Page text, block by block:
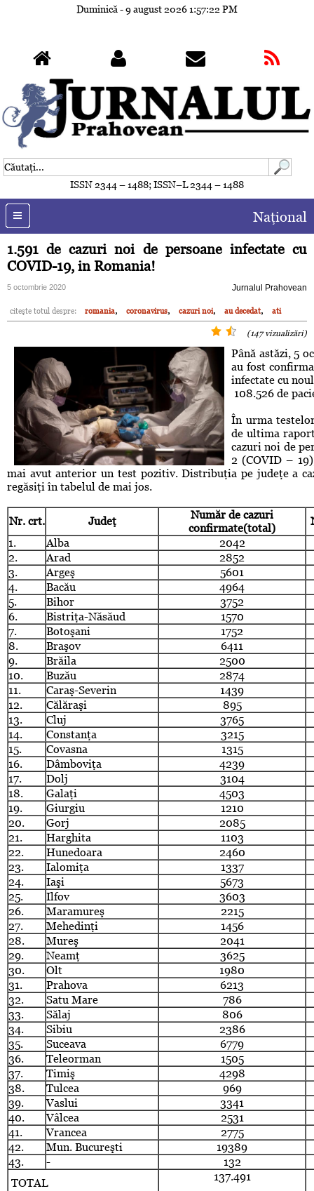
Duminică - 9 august 20261:57:24 PM
ISSN 2344 – 1488; ISSN–L 2344 – 1488
Naţional
1.591 de cazuri noi de persoane infectate cu
COVID-19, in Romania!
5 octombrie 2020 Jurnalul Prahovean
citeşte totul despre: romania, coronavirus, cazuri noi, au decedat, ati
(147 vizualizări)
Până astăzi, 5
au fost
infectate cu
108.526 de
În urma
de ultima
cazuri noi de
2 (COVID –
mai avut anterior un test pozitiv. Distribuţia pe judeţe a
regăsiţi în tabelul de mai jos.
Nr. crt. Judeţ
Număr de cazuri
confirmate(total)
1.
Alba
2042
2.
Arad
2852
3.
Argeş
5601
4.
Bacău
4964
5.
Bihor
3752
6.
Bistriţa-Năsăud
1570
7.
Botoşani
1752
8.
Braşov
6411
9.
Brăila
2500
10.
Buzău
2874
11.
Caraş-Severin
1439
12.
Călăraşi
895
13.
Cluj
3765
14.
Constanţa
3215
15.
Covasna
1315
16.
Dâmboviţa
4239
17.
Dolj
3104
18.
Galaţi
4503
19.
Giurgiu
1210
20.
Gorj
2085
21.
Harghita
1103
22.
Hunedoara
2460
23.
Ialomiţa
1337
24.
Iaşi
5673
25.
Ilfov
3603
26.
Maramureş
2215
27.
Mehedinţi
1456
28.
Mureş
2041
29.
Neamţ
3625
30.
Olt
1980
31.
Prahova
6213
32.
Satu Mare
786
33.
Sălaj
806
34.
Sibiu
2386
35.
Suceava
6779
36.
Teleorman
1505
37.
Timiş
4298
38.
Tulcea
969
39.
Vaslui
3341
40.
Vâlcea
2531
41.
Vrancea
2775
42.
Mun. Bucureşti
19389
43.
-
132
TOTAL
137.491